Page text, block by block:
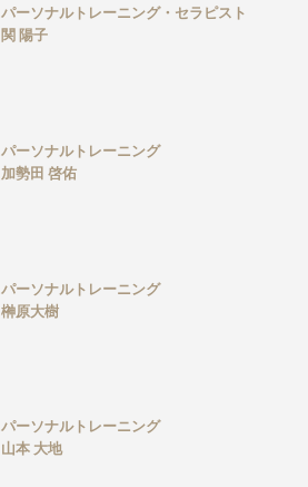
パーソナルトレーニング・セラピスト
関 陽子
パーソナルトレーニング
加勢田 啓佑
パーソナルトレーニング
榊原大樹
パーソナルトレーニング
山本 大地